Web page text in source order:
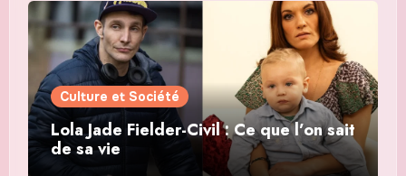
Culture et Société
Lola Jade Fielder-Civil : Ce que l’on sait
de sa vie